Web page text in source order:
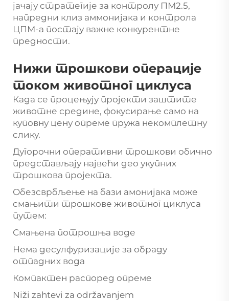
јачају стратегије за контролу ПМ2.5,
напредни клиз аммонијака и контрола
ЦПМ-а постају важне конкурентне
предности.
Нижи трошкови операције
током животног циклуса
Када се процењују пројекти заштите
животне средине, фокусирање само на
куповну цену опреме пружа некомплетну
слику.
Дугорочни оперативни трошкови обично
представљају највећи део укупних
трошкова пројекта.
Обезсврбљење на бази амонијака може
смањити трошкове животног циклуса
путем:
Смањена потрошња воде
Нема десулфуризације за обраду
отпадних вода
Компактен распоред опреме
Niži zahtevi za održavanjem